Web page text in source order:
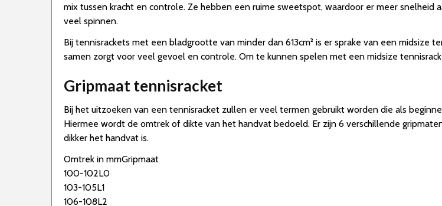
mix tussen kracht en controle. Ze hebben een ruime sweetspot, waardoor er meer
veel spinnen.
Bij tennisrackets met een bladgrootte van minder dan 613cm² is er sprake van een
samen zorgt voor veel gevoel en controle. Om te kunnen spelen met een midsize
Gripmaat tennisracket
Bij het uitzoeken van een tennisracket zullen er veel termen gebruikt worden die als
Hiermee wordt de omtrek of dikte van het handvat bedoeld. Er zijn 6 verschillende
dikker het handvat is.
Omtrek in mmGripmaat
100-102L0
103-105L1
106-108L2